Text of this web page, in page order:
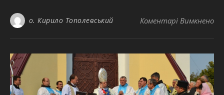
о. Кирило Тополевський Коментарі Вимкненодо